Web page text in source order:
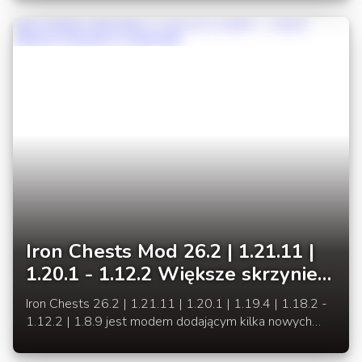
większości wymagany na serwerach bukkit z modami.
Iron Chests Mod 26.2 | 1.21.11 |
1.20.1 - 1.12.2 Większe skrzynie
w Minecraft
Iron Chests 26.2 | 1.21.11 | 1.20.1 | 1.19.4 | 1.18.2 -
1.12.2 | 1.8.9 jest modem dodającym kilka nowych